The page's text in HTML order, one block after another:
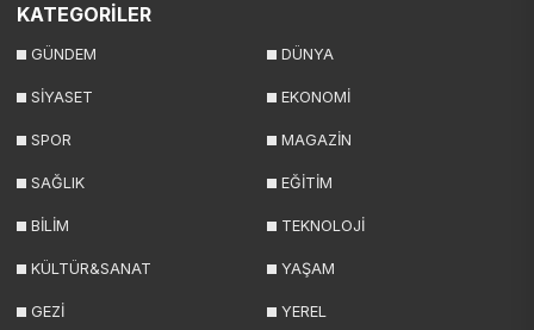
KATEGORİLER
GÜNDEM DÜNYA
SİYASET EKONOMİ
SPOR MAGAZİN
SAĞLIK EĞİTİM
BİLİM TEKNOLOJİ
KÜLTÜR&SANAT YAŞAM
GEZİ YEREL